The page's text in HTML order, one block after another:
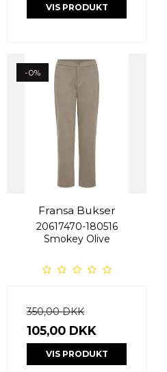
VIS PRODUKT
-0%
Fransa Bukser
20617470-180516
Smokey Olive
350,00 DKK
105,00 DKK
VIS PRODUKT